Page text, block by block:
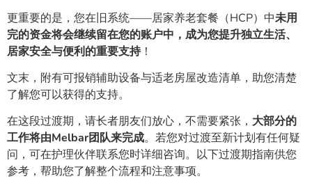
更重要的是，您在旧系统——居家养老套餐（HCP）中未用
完的资金将会继续留在您的账户中，成为您提升独立生活、
居家安全与便利的重要支持！
文末，附有可报销辅助设备与适老房屋改造清单，助您清楚
了解您可以获得的支持。
在这段过渡期，请长者朋友们放心，不需要紧张， 大部分的
工作将由Melbar团队来完成。若您对过渡至新计划有任何疑
问，可在护理伙伴联系您时详细咨询。以下过渡期指南供您
参考，帮助您了解整个流程和注意事项。